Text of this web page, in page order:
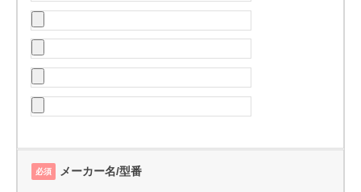
必須 メーカー名/型番